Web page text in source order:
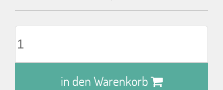
in den Warenkorb